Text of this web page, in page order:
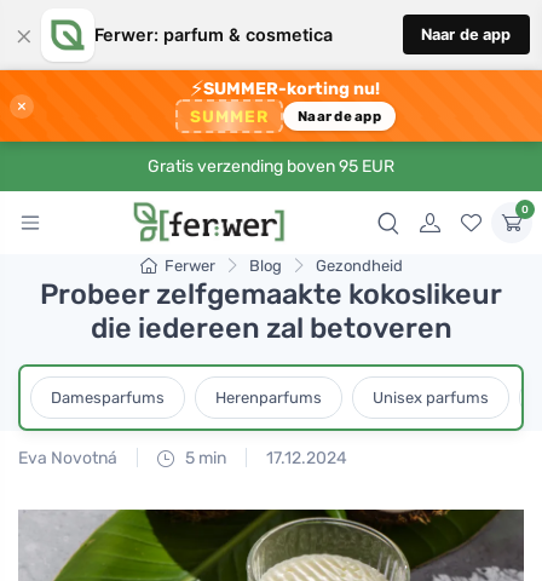
× Ferwer: parfum & cosmetica Naar de app
×
⚡SUMMER-korting nu!
SUMMER Naar de app
Gratis verzending boven 95 EUR
0
Ferwer Blog Gezondheid
Probeer zelfgemaakte kokoslikeur
die iedereen zal betoveren
Damesparfums Herenparfums Unisex parfums
Eva Novotná 5 min 17.12.2024